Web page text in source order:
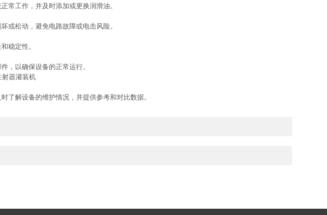
工作，并及时添加或更换润滑油。
松动，避免电路故障或电击风险。
稳定性。
以确保设备的正常运行。
解设备的维护情况，并提供参考和对比数据。